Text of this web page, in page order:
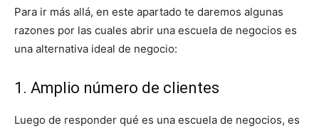
Para ir más allá, en este apartado te daremos algunas
razones por las cuales abrir una escuela de negocios es
una alternativa ideal de negocio:
1. Amplio número de clientes
Luego de responder qué es una escuela de negocios, es